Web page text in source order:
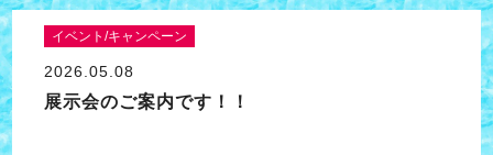
イベント/キャンペーン
2026.05.08
展示会のご案内です！！